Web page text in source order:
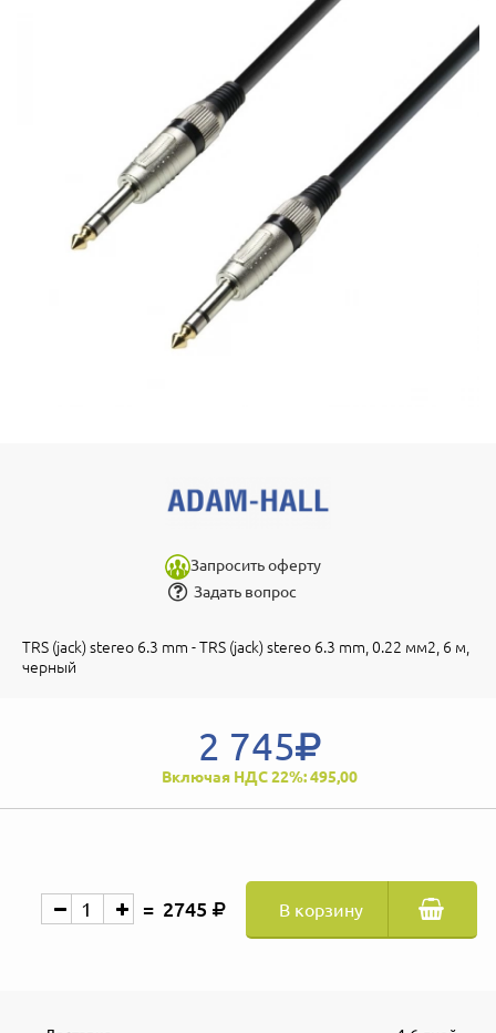
Запросить оферту
Задать вопрос
TRS (jack) stereo 6.3 mm - TRS (jack) stereo 6.3 mm, 0.22 мм2, 6 м,
черный
2 745
Включая НДС 22%: 495,00
2745 В корзину